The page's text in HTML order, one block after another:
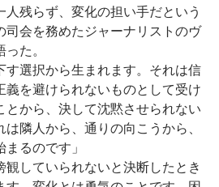
残らず、変化の担い手だという
司会を務めたジャーナリストのヴ
た。
す選択から生まれます。それは信
義を避けられないものとして受け
とから、決して沈黙させられない
隣人から、通りの向こうから、
るのです」
していられないと決断したとき